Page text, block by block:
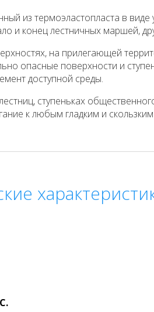
из термоэластопласта в
конец лестничных маршей,
на прилегающей
опасные поверхности и
доступной среды.
ступеньках
к любым гладким и